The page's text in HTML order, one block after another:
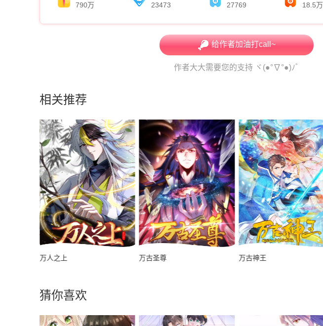
790万
23473
27769
18.5万
给作者加油打call~
作者大大需要您的支持 ヾ(●°∇°●)ﾉﾞ
相关推荐
万人之上 万古圣尊 万古神王
猜你喜欢